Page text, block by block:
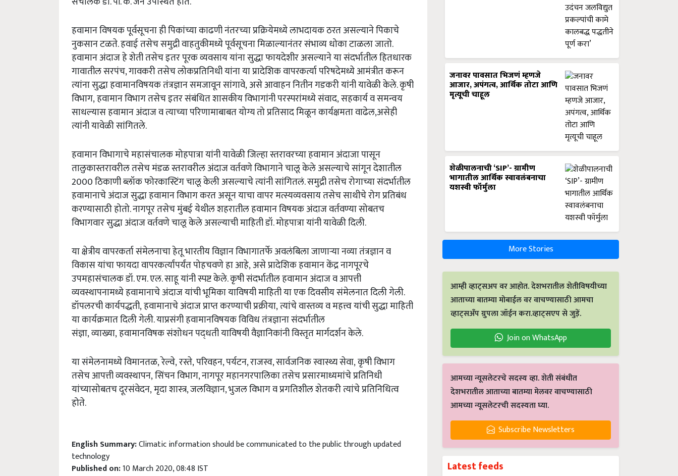
हवामान विषयक पूर्वसूचना ही पिकांच्या काढणी नंतरच्या प्रक्रियेमध्ये लाभदायक ठरत असल्याने पिकाचे
नुकसान टळते. हवाई तसेच समुद्री वाहतुकीमध्ये पूर्वसूचना मिळाल्यानंतर संभाव्य धोका टाळला जातो.
हवामान अंदाज हे शेती तसेच इतर पूरक व्यवसाय यांना सुद्धा फायदेशीर असल्याने या संदर्भातील हितधारक
गावातील सरपंच, गावकरी तसेच लोकप्रतिनिधी यांना या प्रादेशिक वापरकर्त्या परिषदेमध्ये आमंत्रीत करून
त्यांना सुद्धा हवामानविषयक तंत्रज्ञान समजावून सांगावे, असे आवाहन नितीन गडकरी यांनी यावेळी केले. कृषी
विभाग, हवामान विभाग तसेच इतर संबंधित शासकीय विभागांनी परस्परांमध्ये संवाद, सहकार्य व समन्वय
साधल्यास हवामान अंदाज व त्याच्या परिणामाबाबत योग्य तो प्रतिसाद मिळून कार्यक्षमता वाढेल,असेही
त्यांनी यावेळी सांगितले.
हवामान विभागाचे महासंचालक मोहपात्रा यांनी यावेळी जिल्हा स्तरावरच्या हवामान अंदाजा पासून
तालुकास्तरावरील तसेच मंडळ स्तरावरील अंदाज वर्तवणे विभागाने चालू केले असल्याचे सांगून देशातील
2000 ठिकाणी ब्लॉक फोरकास्टिंग चालू केली असल्याचे त्यांनी सांगितलं. समुद्री तसेच रोगाच्या संदर्भातील
हवामानाचे अंदाज सुद्धा हवामान विभाग करत असून याचा वापर मत्स्यव्यवसाय तसेच साथीचे रोग प्रतिबंध
करण्यासाठी होतो. नागपूर तसेच मुंबई येथील शहरातील हवामान विषयक अंदाज वर्तवण्या सोबतच
विभागवार सुद्धा अंदाज वर्तवणे चालू केले असल्याची माहिती डॉ. मोहपात्रा यांनी यावेळी दिली.
या क्षेत्रीय वापरकर्ता संमेलनाचा हेतू भारतीय विज्ञान विभागातर्फे अवलंबिला जाणाऱ्या नव्या तंत्रज्ञान व
विकास यांचा फायदा वापरकर्त्यांपर्यंत पोहचवणे हा आहे, असे प्रादेशिक हवामान केंद्र नागपूरचे
उपमहासंचालक डॉ. एम. एल. साहू यांनी स्पष्ट केले. कृषी संदर्भातील हवामान अंदाज व आपत्ती
व्यवस्थापनामध्ये हवामानाचे अंदाज यांची भूमिका याविषयी माहिती या एक दिवसीय संमेलनात दिली गेली.
डॉपलरची कार्यपद्धती, हवामानाचे अंदाज प्राप्त करण्याची प्रक्रीया, त्यांचे वास्तव्य व महत्त्व यांची सुद्धा माहिती
या कार्यक्रमात दिली गेली. याप्रसंगी हवामानविषयक विविध तंत्रज्ञाना संदर्भातील
संज्ञा, व्याख्या, हवामानविषक संशोधन पद्‌धती याविषयी वैज्ञानिकांनी विस्तृत मार्गदर्शन केले.
या संमेलनामध्ये विमानतळ, रेल्वे, रस्ते, परिवहन, पर्यटन, राजस्व, सार्वजनिक स्वास्थ्य सेवा, कृषी विभाग
तसेच आपत्ती व्यवस्थापन, सिंचन विभाग, नागपूर महानगरपालिका तसेच प्रसारमाध्यमांचे प्रतिनिधी
यांच्यासोबतच दूरसंवेदन, मृदा शास्त्र, जलविज्ञान, भुजल विभाग व प्रगतिशील शेतकरी त्यांचे प्रतिनिधित्व
होते.
English Summary:Climatic information should be communicated to the public through updated
technology
Published on:10 March 2020, 08:48 IST
जनावर पावसात भिजणं म्हणजे
आजार, अपंगत्व, आर्थिक तोटा आणि
मृत्यूची चाहूल
शेळीपालनाची ‘SIP’- ग्रामीण
भागातील आर्थिक स्वावलंबनाचा
यशस्वी फॉर्मुला
More Stories
आम्ही व्हाट्सअप वर आहोत. देशभरातील शेतीविषयीच्या
आताच्या बातम्या मोबाईल वर वाचण्यासाठी आमचा
व्हाट्सअँप ग्रुपला जॉईन करा.व्हाट्सएप से जुड़ें.
Join on WhatsApp
आमच्या न्यूसलेटरचे सदस्य व्हा. शेती संबंधीत
देशभरातील आताच्या बातम्या मेलवर वाचण्यासाठी
आमच्या न्यूसलेटरची सदस्यता घ्या.
Subscribe Newsletters
Latest feeds